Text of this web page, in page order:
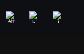
新聞政論